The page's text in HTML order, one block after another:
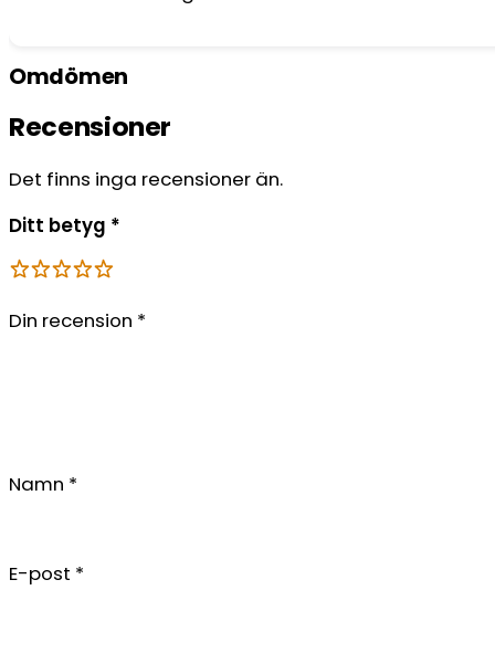
Omdömen
Recensioner
Det finns inga recensioner än.
Ditt betyg *
Din recension *
Namn *
E-post *